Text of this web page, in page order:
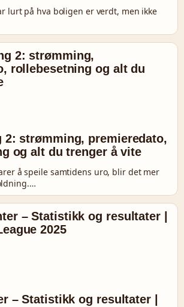
lurt på hva boligen er verdt, men ikke
2: strømming, premieredato,
og alt du trenger å vite
å speile samtidens uro, blir det mer
– Statistikk og resultater |